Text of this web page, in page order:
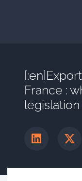
France :
legislation